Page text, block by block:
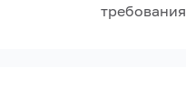
требования